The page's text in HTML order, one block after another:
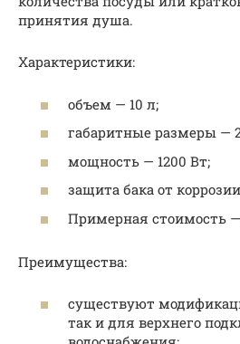
принятия душа.
Характеристики:
объем — 10 л;
габаритные размеры —
мощность — 1200 Вт;
защита бака от
Примерная стоимость
Преимущества:
существуют
так и для верхнего